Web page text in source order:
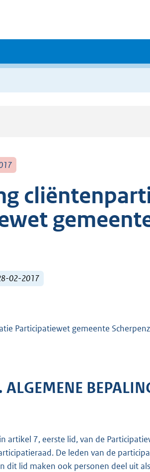
02-2017
Participatiewet gemeente
artikel 7, eerste lid, van de
De leden van de
dit lid maken ook personen deel uit